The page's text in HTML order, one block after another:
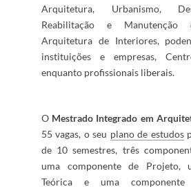
Arquitetura, Urbanismo,
Reabilitação e
Arquitetura de Interi​​​ores,
instituições e empresas,
enquanto profissionais liberais.​​
O Mestrado Integrado em
55​ vagas, o seu plano de estudos​
de 10 semestres, três
uma componente de Projeto,
Teórica e uma componente